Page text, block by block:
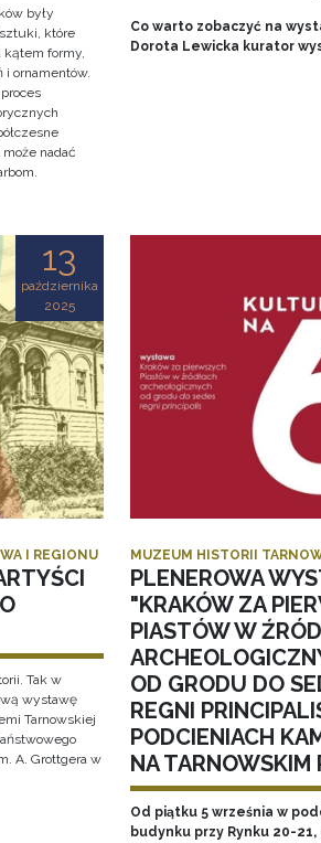
były
które
kątem formy,
i ornamentów.
nadać
Co warto zobaczyć na
Dorota Lewicka kurator
13
października
2025
I REGIONU
Tak w
wystawę
Tarnowskiej
A. Grottgera w
MUZEUM HISTORII
PLENEROWA
"KRAKÓW ZA
PIASTÓW W
OD GRODU DO
REGNI
PODCIENIACH
NA TARNOWSKIM
Od piątku 5 września w
budynku przy Rynku 20-